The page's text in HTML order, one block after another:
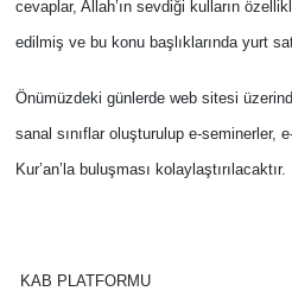
cevaplar, Allah’ın sevdiği kulların
edilmiş ve bu konu başlıklarında yurt
Önümüzdeki günlerde web sitesi
sanal sınıflar oluşturulup e-seminerler,
Kur’an’la buluşması kolaylaştırılacaktır.
KAB PLATFORMU